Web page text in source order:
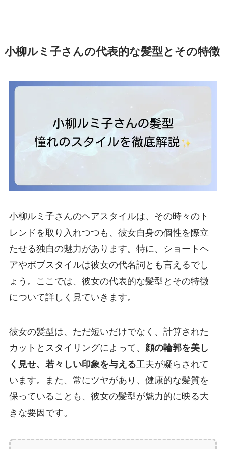
小柳ルミ子さんの代表的な髪型とその特徴
小柳ルミ子さんのヘアスタイルは、その時々のト
レンドを取り入れつつも、彼女自身の個性を際立
たせる独自の魅力があります。特に、ショートヘ
アやボブスタイルは彼女の代名詞とも言えるでし
ょう。ここでは、彼女の代表的な髪型とその特徴
について詳しく見ていきます。
彼女の髪型は、ただ短いだけでなく、計算された
カットとスタイリングによって、 顔の輪郭を美し
く見せ、若々しい印象を与える工夫が凝らされて
います。また、常にツヤがあり、健康的な髪質を
保っていることも、彼女の髪型が魅力的に映る大
きな要因です。